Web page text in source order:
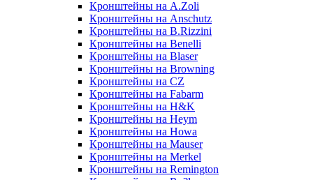
Кронштейны на A.Zoli
Кронштейны на Anschutz
Кронштейны на B.Rizzini
Кронштейны на Benelli
Кронштейны на Blaser
Кронштейны на Browning
Кронштейны на CZ
Кронштейны на Fabarm
Кронштейны на H&K
Кронштейны на Heym
Кронштейны на Howa
Кронштейны на Mauser
Кронштейны на Merkel
Кронштейны на Remington